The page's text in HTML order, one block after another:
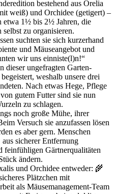
bestehend aus Orelia
weiß) und Orchidee (getigert) –
etwa 1½ bis 2½ Jahren, die
selbst zu organisieren.
suchten sie sich kurzerhand
und Mäuseangebot und
wir uns einniste(l)n!“
dieser ungefragten Garten-
weshalb unsere drei
Nach etwas Hege, Pflege
gutem Futter sind sie nun
zu schlagen.
noch große Mühe, ihrer
Versuch sie anzufassen lösen
es aber gern. Menschen
sicherer Entfernung
feinfühligen Gärtnerqualitäten
ändern.
und Orchidee entweder: 🌾
Plätzchen mit
als Mäusemanagement-Team